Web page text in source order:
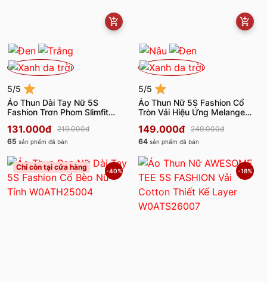
5/5
Áo Thun Dài Tay Nữ 5S
Fashion Trơn Phom Slimfit
131.000đ
219.000đ
65 sản phẩm đã bán
5/5
Áo Thun Nữ 5S Fashion Cổ
Tròn Vải Hiệu Ứng Melange
149.000đ
249.000đ
64 sản phẩm đã bán
Chỉ còn tại cửa hàng -40% -18%